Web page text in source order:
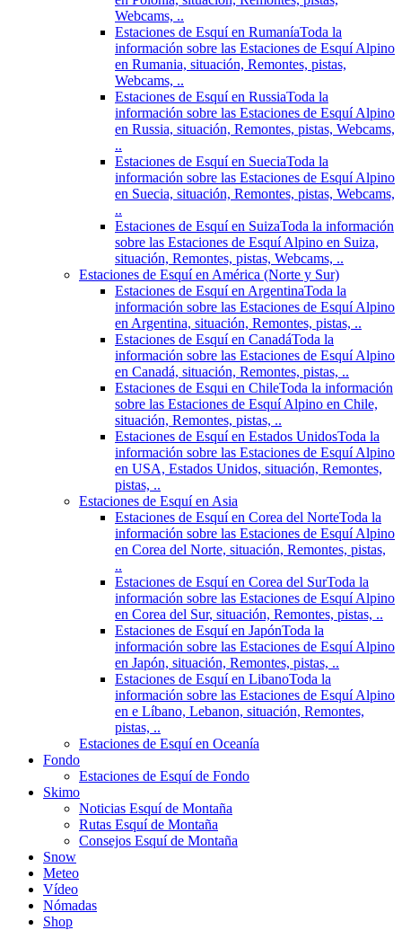
Webcams, ..
Estaciones de Esquí en RumaníaToda la
información sobre las Estaciones de Esquí Alpino
en Rumania, situación, Remontes, pistas,
Webcams, ..
Estaciones de Esquí en RussiaToda la
información sobre las Estaciones de Esquí Alpino
en Russia, situación, Remontes, pistas, Webcams,
..
Estaciones de Esquí en SueciaToda la
información sobre las Estaciones de Esquí Alpino
en Suecia, situación, Remontes, pistas, Webcams,
..
Estaciones de Esquí en SuizaToda la información
sobre las Estaciones de Esquí Alpino en Suiza,
situación, Remontes, pistas, Webcams, ..
Estaciones de Esquí en América (Norte y Sur)
Estaciones de Esquí en ArgentinaToda la
información sobre las Estaciones de Esquí Alpino
en Argentina, situación, Remontes, pistas, ..
Estaciones de Esquí en CanadáToda la
información sobre las Estaciones de Esquí Alpino
en Canadá, situación, Remontes, pistas, ..
Estaciones de Esqui en ChileToda la información
sobre las Estaciones de Esquí Alpino en Chile,
situación, Remontes, pistas, ..
Estaciones de Esquí en Estados UnidosToda la
información sobre las Estaciones de Esquí Alpino
en USA, Estados Unidos, situación, Remontes,
pistas, ..
Estaciones de Esquí en Asia
Estaciones de Esquí en Corea del NorteToda la
información sobre las Estaciones de Esquí Alpino
en Corea del Norte, situación, Remontes, pistas,
..
Estaciones de Esquí en Corea del SurToda la
información sobre las Estaciones de Esquí Alpino
en Corea del Sur, situación, Remontes, pistas, ..
Estaciones de Esquí en JapónToda la
información sobre las Estaciones de Esquí Alpino
en Japón, situación, Remontes, pistas, ..
Estaciones de Esquí en LibanoToda la
información sobre las Estaciones de Esquí Alpino
en e Líbano, Lebanon, situación, Remontes,
pistas, ..
Estaciones de Esquí en Oceanía
Fondo
Estaciones de Esquí de Fondo
Skimo
Noticias Esquí de Montaña
Rutas Esquí de Montaña
Consejos Esquí de Montaña
Snow
Meteo
Vídeo
Nómadas
Shop